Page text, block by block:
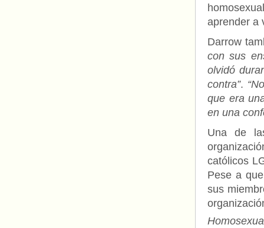
aprender a
Darrow
con sus
olvidó
contra”.
que era
en una
Una de
católicos
Pese a
sus